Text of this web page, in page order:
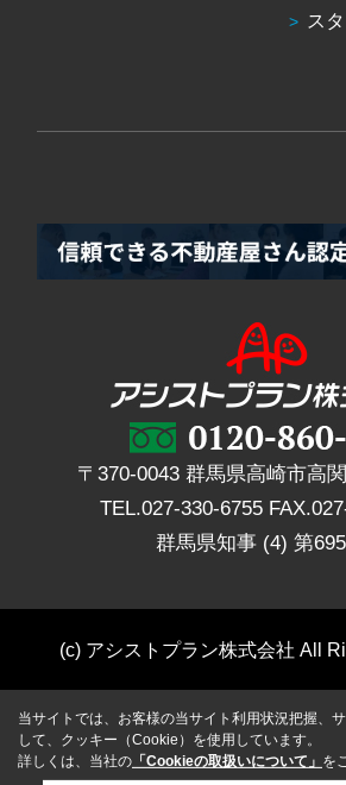
ス
〒370-0043 群馬県高崎市高
TEL.027-330-6755 FAX.
群馬県知事 (4) 第
(c) アシストプラン株式会社 All
当サイトでは、お客様の当サイト利用状況把握、
して、クッキー（Cookie）を使用しています。
詳しくは、当社の 「Cookieの取扱いについて」 を